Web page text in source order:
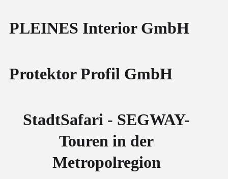
PLEINES Interior GmbH
Protektor Profil GmbH
StadtSafari - SEGWAY-
Touren in der
Metropolregion